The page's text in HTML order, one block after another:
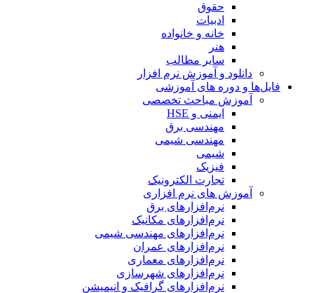
حقوق
ادبیات
خانه و خانواده
هنر
سایر مطالب
دانلود و آموزش نرم افزار
فایل‌ها و دوره های آموزشی
آموزش مباحث تخصصی
ایمنی و HSE
مهندسی برق
مهندسی شیمی
شیمی
فیزیک
تجارت الکترونیک
آموزش های نرم افزاری
نرم‌افزارهای برق
نرم‌افزارهای مکانیک
نرم‌افزارهای مهندسی شیمی
نرم‌افزارهای عمران
نرم‌افزارهای معماری
نرم‌افزارهای شهرسازی
نرم‌افزارهای گرافیک و انیمیشن